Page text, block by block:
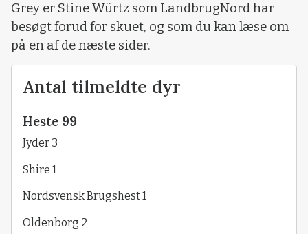
Grey er Stine Würtz som LandbrugNord har
besøgt forud for skuet, og som du kan læse om
på en af de næste sider.
Antal tilmeldte dyr
Heste 99
Jyder 3
Shire 1
Nordsvensk Brugshest 1
Oldenborg 2